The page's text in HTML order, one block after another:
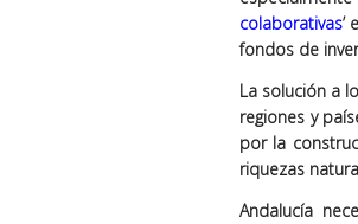
colaborativas’
fondos de
La solución a
regiones y
por la
riquezas
Andalucía